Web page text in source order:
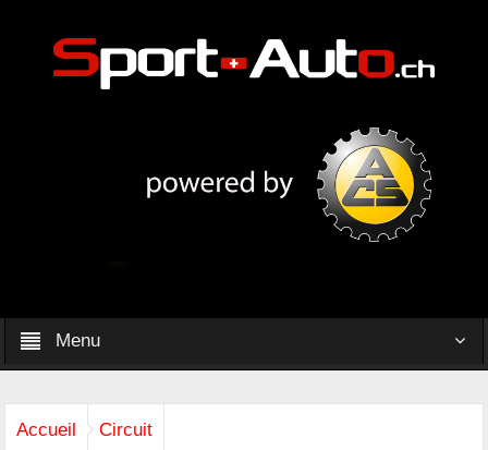
Menu
Accueil Circuit